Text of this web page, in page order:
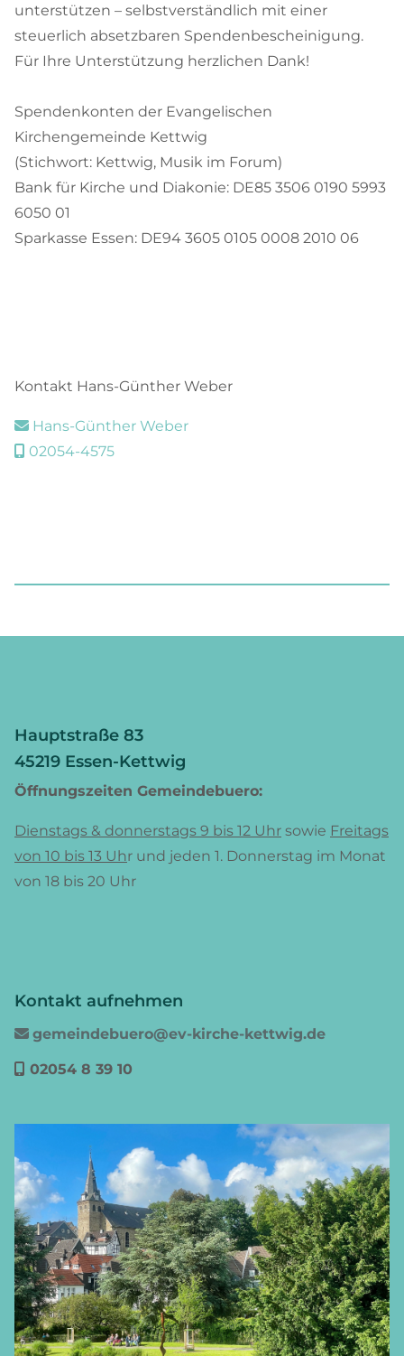
unterstützen – selbstverständlich mit einer
steuerlich absetzbaren Spendenbescheinigung.
Für Ihre Unterstützung herzlichen Dank!
Spendenkonten der Evangelischen
Kirchengemeinde Kettwig
(Stichwort: Kettwig, Musik im Forum)
Bank für Kirche und Diakonie: DE85 3506 0190 5993
6050 01
Sparkasse Essen: DE94 3605 0105 0008 2010 06
Kontakt Hans-Günther Weber
 Hans-Günther Weber
02054-4575
Hauptstraße 83
45219 Essen-Kettwig
Öffnungszeiten Gemeindebuero:
Dienstags & donnerstags 9 bis 12 Uhr sowie Freitags
von 10 bis 13 Uhr und jeden 1. Donnerstag im Monat
von 18 bis 20 Uhr
Kontakt aufnehmen
 gemeindebuero@ev-kirche-kettwig.de
02054 8 39 10